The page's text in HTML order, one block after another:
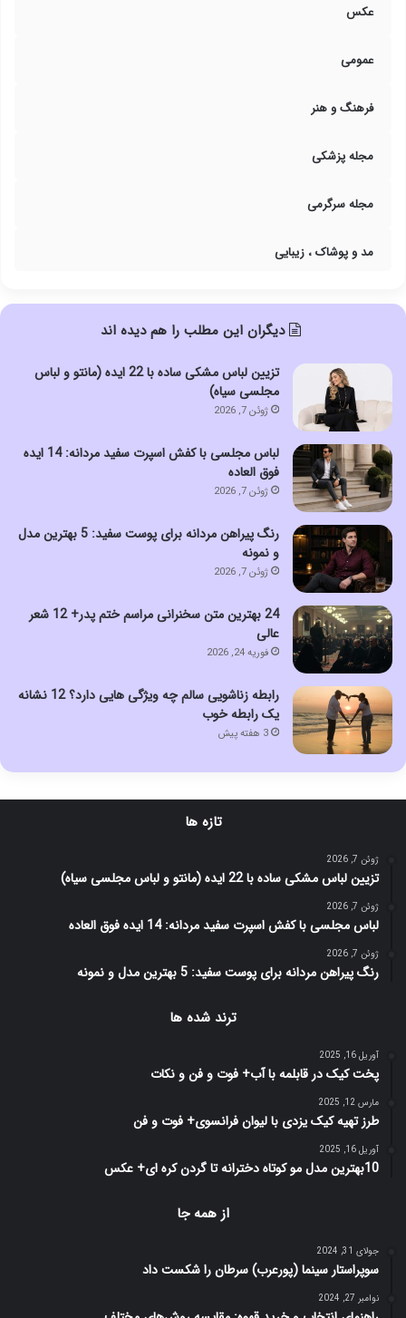
عکس
عمومی
فرهنگ و هنر
مجله پزشکی
مجله سرگرمی
مد و پوشاک ، زیبایی
دیگران این مطلب را هم دیده اند
تزیین لباس مشکی ساده با 22 ایده (مانتو و لباس
مجلسی سیاه)
ژوئن 7, 2026
لباس مجلسی با کفش اسپرت سفید مردانه: 14 ایده
فوق العاده
ژوئن 7, 2026
رنگ پیراهن مردانه برای پوست سفید: 5 بهترین مدل
و نمونه
ژوئن 7, 2026
24 بهترین متن سخنرانی مراسم ختم پدر+ 12 شعر
عالی
فوریه 24, 2026
رابطه زناشویی سالم چه ویژگی هایی دارد؟ 12 نشانه
یک رابطه خوب
3 هفته پیش
تازه ها
ژوئن 7, 2026
تزیین لباس مشکی ساده با 22 ایده (مانتو و لباس مجلسی سیاه)
ژوئن 7, 2026
لباس مجلسی با کفش اسپرت سفید مردانه: 14 ایده فوق العاده
ژوئن 7, 2026
رنگ پیراهن مردانه برای پوست سفید: 5 بهترین مدل و نمونه
ترند شده ها
آوریل 16, 2025
پخت کیک در قابلمه با آب+ فوت و فن و نکات
مارس 12, 2025
طرز تهیه کیک یزدی با لیوان فرانسوی+ فوت و فن
آوریل 16, 2025
10بهترین مدل مو کوتاه دخترانه تا گردن کره ای+ عکس
از همه جا
جولای 31, 2024
سوپراستار سينما (پورعرب) سرطان را شكست داد
نوامبر 27, 2024